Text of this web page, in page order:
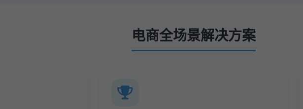
电商全场景解决方案